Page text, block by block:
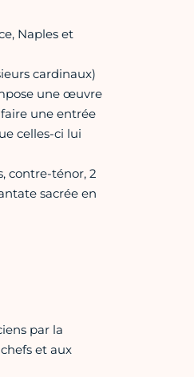
Naples et
cardinaux)
une œuvre
une entrée
celles-ci lui
contre-ténor, 2
sacrée en
par la
et aux